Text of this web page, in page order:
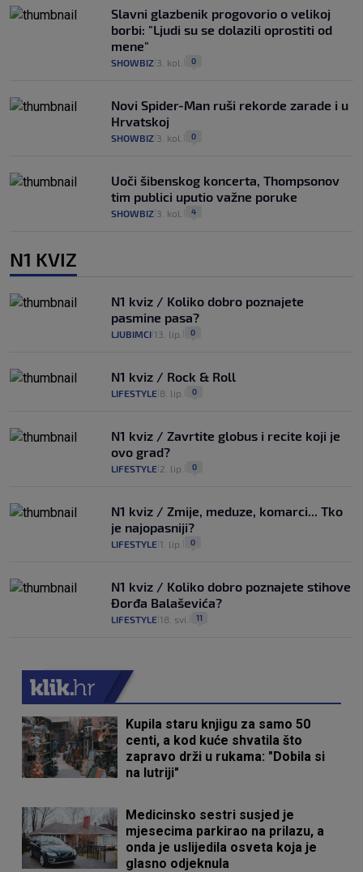
Slavni glazbenik progovorio o velikoj
borbi: "Ljudi su se dolazili oprostiti od
mene"
SHOWBIZ 3. kol. 0
Novi Spider-Man ruši rekorde zarade i u
Hrvatskoj
SHOWBIZ 3. kol. 0
Uoči šibenskog koncerta, Thompsonov
tim publici uputio važne poruke
SHOWBIZ 3. kol. 4
N1 KVIZ
N1 kviz / Koliko dobro poznajete
pasmine pasa?
LJUBIMCI 13. lip. 0
N1 kviz / Rock & Roll
LIFESTYLE 8. lip. 0
N1 kviz / Zavrtite globus i recite koji je
ovo grad?
LIFESTYLE 2. lip. 0
N1 kviz / Zmije, meduze, komarci... Tko
je najopasniji?
LIFESTYLE 1. lip. 0
N1 kviz / Koliko dobro poznajete stihove
Đorđa Balaševića?
LIFESTYLE 18. svi. 11
Kupila staru knjigu za samo 50
centi, a kod kuće shvatila što
zapravo drži u rukama: "Dobila si
na lutriji"
Medicinsko sestri susjed je
mjesecima parkirao na prilazu, a
onda je uslijedila osveta koja je
glasno odjeknula